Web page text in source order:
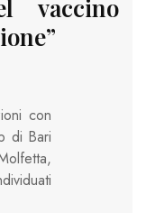
vaccino
con
di Bari